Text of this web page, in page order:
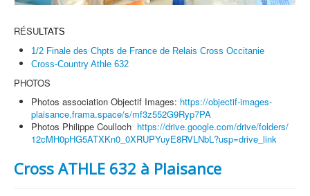
RÉSULTATS
1/2 Finale des Chpts de France de Relais Cross Occitanie
Cross-Country Athle 632
PHOTOS
Photos association Objectif Images: https://objectif-images-
plaisance.frama.space/s/mf3z552G9Ryp7PA
Photos Philippe Coulloch https://drive.google.com/drive/folders/
12cMH0pHG5ATXKn0_ 0XRUPYuyE8RVLNbL?usp=drive_ link
Cross ATHLE 632 à Plaisance